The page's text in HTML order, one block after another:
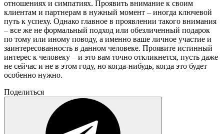
отношениях и симпатиях. Проявить внимание к своим
клиентам и партнерам в нужный момент – иногда ключевой
путь к успеху. Однако главное в проявлении такого внимания
– все же не формальный подход или обезличенный подарок
по тому или иному поводу, а именно ваше личное участие и
заинтересованность в данном человеке. Проявите истинный
интерес к человеку – и это вам точно откликнется, пусть даже
не сейчас и не в этом году, но когда-нибудь, когда это будет
особенно нужно.
Поделиться